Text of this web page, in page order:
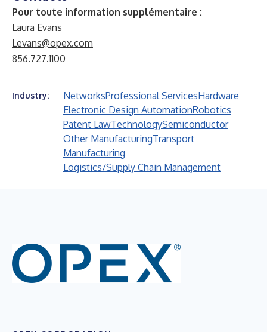
Pour toute information supplémentaire :
Laura Evans
Levans@opex.com
856.727.1100
Industry: NetworksProfessional ServicesHardware
Electronic Design AutomationRobotics
Patent LawTechnologySemiconductor
Other ManufacturingTransport
Manufacturing
Logistics/Supply Chain Management